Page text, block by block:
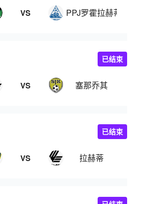
VS PPJ罗霍拉赫蒂
VS 塞那乔其
已结束
VS 拉赫蒂
已结束